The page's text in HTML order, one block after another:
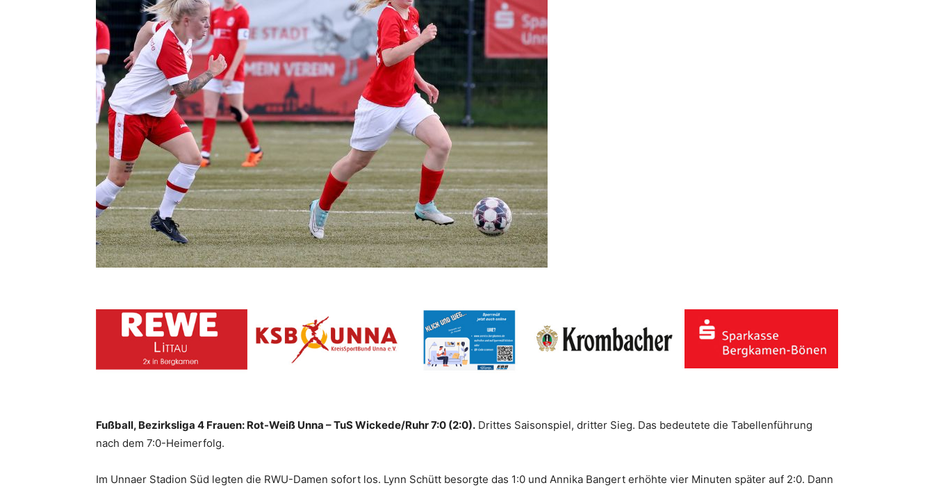
Fußball, Bezirksliga 4 Frauen: Rot-Weiß Unna – TuS Wickede/Ruhr 7:0 (2:0). Drittes Saisonspiel, dritter Sieg. Das bedeutete die Tabellenführung
nach dem 7:0-Heimerfolg.
Im Unnaer Stadion Süd legten die RWU-Damen sofort los. Lynn Schütt besorgte das 1:0 und Annika Bangert erhöhte vier Minuten später auf 2:0. Dann